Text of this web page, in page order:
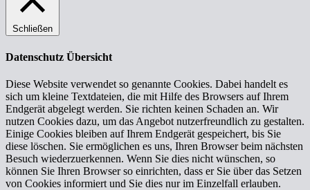
Schließen
Datenschutz Übersicht
Diese Website verwendet so genannte Cookies. Dabei handelt es
sich um kleine Textdateien, die mit Hilfe des Browsers auf Ihrem
Endgerät abgelegt werden. Sie richten keinen Schaden an. Wir
nutzen Cookies dazu, um das Angebot nutzerfreundlich zu gestalten.
Einige Cookies bleiben auf Ihrem Endgerät gespeichert, bis Sie
diese löschen. Sie ermöglichen es uns, Ihren Browser beim nächsten
Besuch wiederzuerkennen. Wenn Sie dies nicht wünschen, so
können Sie Ihren Browser so einrichten, dass er Sie über das Setzen
von Cookies informiert und Sie dies nur im Einzelfall erlauben.